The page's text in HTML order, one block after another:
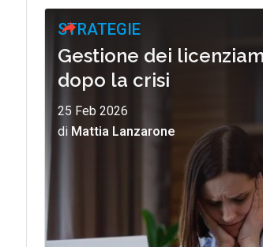
STRATEGIE
Gestione dei
dopo la crisi
25 Feb 2026
di Mattia Lanzarone